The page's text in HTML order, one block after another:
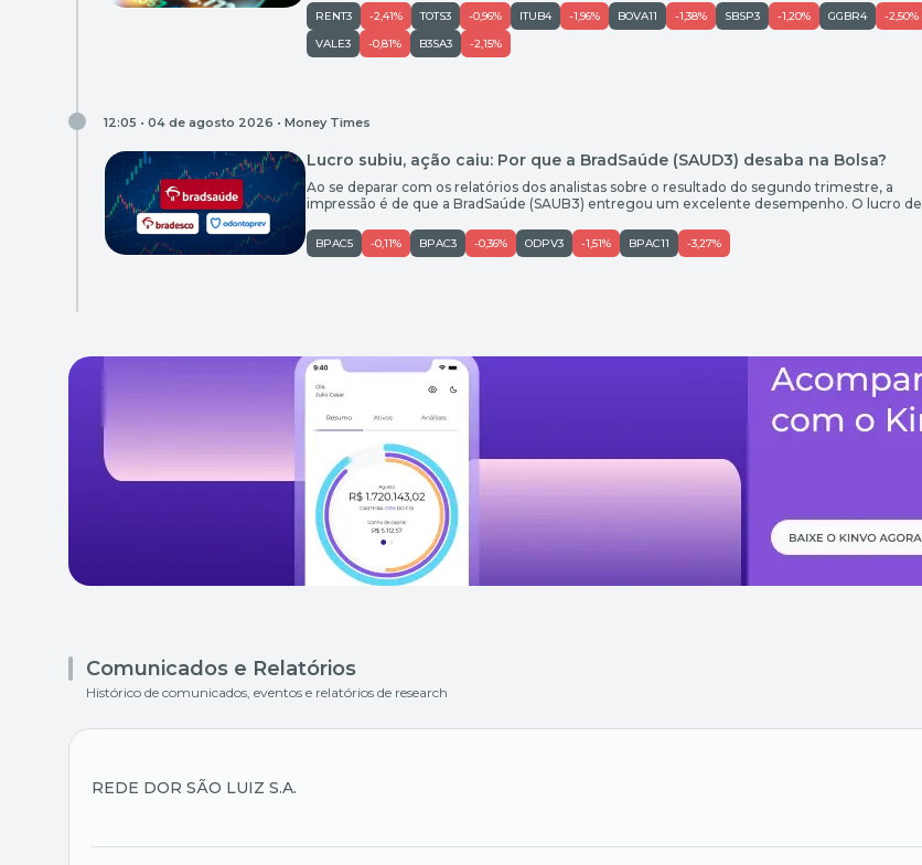
por mais tempo. Por outro lado, a XP elevou […]
RENT3 -2,41% TOTS3 -0,96% ITUB4 -1,96% BOVA11 -1,38% SBSP3 -1,20% GGBR4
-2,50%
VALE3
-0,81% B3SA3 -2,15%
12:05 • 04 de agosto 2026 • Money Times
Lucro subiu, ação caiu: Por que a BradSaúde (SAUD3) desaba na Bolsa?
Ao se deparar com os relatórios dos analistas sobre o resultado do segundo trimestre, a
impressão é de que a BradSaúde (SAUB3) entregou um excelente desempenho. O lucro de
superou em 19% as projeções da XP, por exemplo. O […]
BPAC5 -0,11% BPAC3 -0,36% ODPV3 -1,51% BPAC11 -3,27%
Comunicados e Relatórios
Histórico de comunicados, eventos e relatórios de research
REDE DOR SÃO LUIZ S.A.